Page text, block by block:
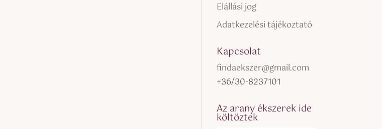
Elállási jog
Adatkezelési tájékoztató
Kapcsolat
findaekszer@gmail.com
+36/30-8237101
Az arany ékszerek ide
költöztek